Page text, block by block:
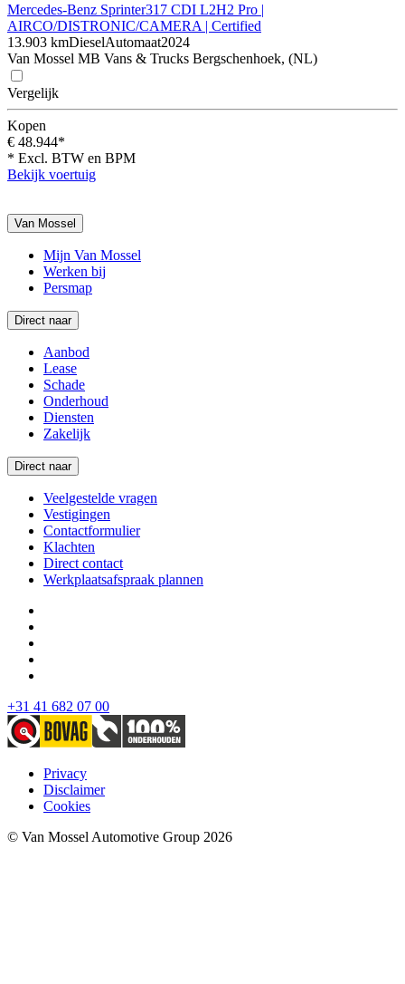
Mercedes-Benz Sprinter317 CDI L2H2 Pro |
AIRCO/DISTRONIC/CAMERA | Certified
13.903 kmDieselAutomaat2024
Van Mossel MB Vans & Trucks Bergschenhoek, (NL)
Vergelijk
Kopen
€ 48.944*
* Excl. BTW en BPM
Bekijk voertuig
Van Mossel
Mijn Van Mossel
Werken bij
Persmap
Direct naar
Aanbod
Lease
Schade
Onderhoud
Diensten
Zakelijk
Direct naar
Veelgestelde vragen
Vestigingen
Contactformulier
Klachten
Direct contact
Werkplaatsafspraak plannen
+31 41 682 07 00
Privacy
Disclaimer
Cookies
© Van Mossel Automotive Group 2026